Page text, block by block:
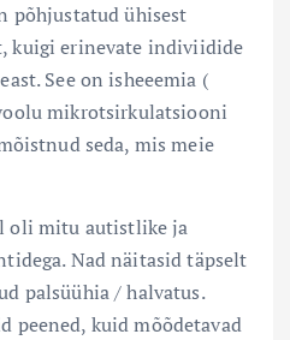
põhjustatud ühisest
kuigi erinevate indiviidide
See on isheeemia (
mikrotsirkulatsiooni
seda, mis meie
oli mitu autistlike ja
Nad näitasid täpselt
palsüühia / halvatus.
peened, kuid mõõdetavad